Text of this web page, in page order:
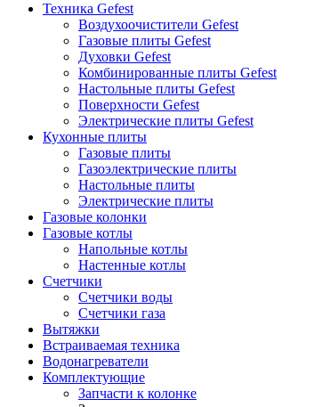
Техника Gefest
Воздухоочистители Gefest
Газовые плиты Gefest
Духовки Gefest
Комбинированные плиты Gefest
Настольные плиты Gefest
Поверхности Gefest
Электрические плиты Gefest
Кухонные плиты
Газовые плиты
Газоэлектрические плиты
Настольные плиты
Электрические плиты
Газовые колонки
Газовые котлы
Напольные котлы
Настенные котлы
Счетчики
Счетчики воды
Счетчики газа
Вытяжки
Встраиваемая техника
Водонагреватели
Комплектующие
Запчасти к колонке